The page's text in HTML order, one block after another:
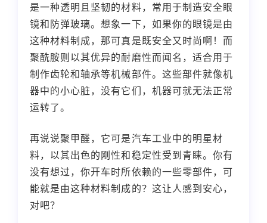
是一种透明且坚韧的材料，常用于制造安全眼
镜和防弹玻璃。想象一下，如果你的眼镜是由
这种材料制成，那可真是既安全又时尚啊！而
聚酰胺则以其优异的耐磨性而闻名，适合用于
制作齿轮和轴承等机械部件。这些部件就像机
器中的小心脏，没有它们，机器可就无法正常
运转了。
再说说聚甲醛，它可是汽车工业中的明星材
料，以其出色的刚性和稳定性受到青睐。你有
没有想过，你开车时所依赖的一些零部件，可
能就是由这种材料制成的？这让人感到安心，
对吧？